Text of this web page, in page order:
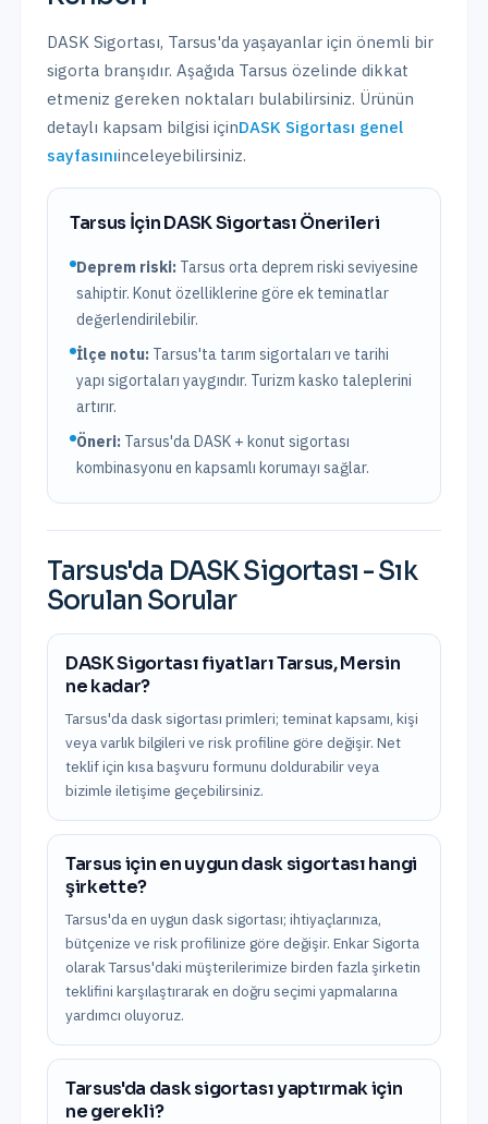
DASK Sigortası, Tarsus'da yaşayanlar için önemli bir
sigorta branşıdır. Aşağıda Tarsus özelinde dikkat
etmeniz gereken noktaları bulabilirsiniz. Ürünün
detaylı kapsam bilgisi içinDASK Sigortası genel
sayfasınıinceleyebilirsiniz.
TarsusİçinDASK SigortasıÖnerileri
Deprem riski: Tarsus ortadeprem riski seviyesine
sahiptir. Konut özelliklerine göre ek teminatlar
değerlendirilebilir.
İlçe notu: Tarsus'ta tarım sigortaları ve tarihi
yapı sigortaları yaygındır. Turizm kasko taleplerini
artırır.
Öneri: Tarsus'da DASK + konut sigortası
kombinasyonu en kapsamlı korumayı sağlar.
Tarsus'da DASK Sigortası - Sık
Sorulan Sorular
DASK Sigortası fiyatları Tarsus, Mersin
ne kadar?
Tarsus'da dask sigortası primleri; teminat kapsamı, kişi
veya varlık bilgileri ve risk profiline göre değişir. Net
teklif için kısa başvuru formunu doldurabilir veya
bizimle iletişime geçebilirsiniz.
Tarsus için en uygun dask sigortası hangi
şirkette?
Tarsus'da en uygun dask sigortası; ihtiyaçlarınıza,
bütçenize ve risk profilinize göre değişir. Enkar Sigorta
olarak Tarsus'daki müşterilerimize birden fazla şirketin
teklifini karşılaştırarak en doğru seçimi yapmalarına
yardımcı oluyoruz.
Tarsus'da dask sigortası yaptırmak için
ne gerekli?